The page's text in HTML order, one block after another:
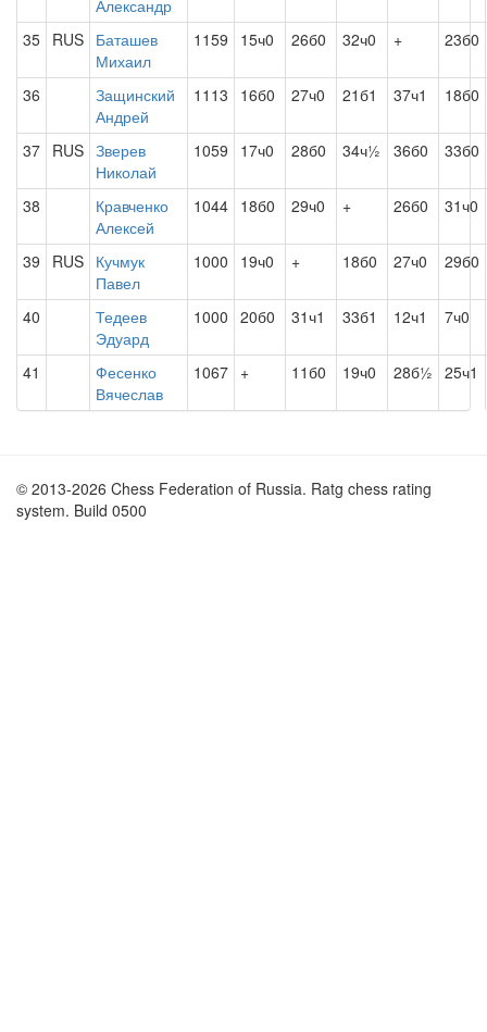
Александр
35 RUS Баташев
Михаил
1159 15ч0 26б0 32ч0 + 23б0
36
Защинский
Андрей
1113 16б0 27ч0 21б1 37ч1 18б0
37 RUS Зверев
Николай
1059 17ч0 28б0 34ч½ 36б0 33б0
38
Кравченко
Алексей
1044 18б0 29ч0 + 26б0 31ч0
39 RUS Кучмук
Павел
1000 19ч0 + 18б0 27ч0 29б0
40
Тедеев
Эдуард
1000 20б0 31ч1 33б1 12ч1 7ч0
41
Фесенко
Вячеслав
1067 + 11б0 19ч0 28б½ 25ч1
© 2013-2026 Chess Federation of Russia. Ratg chess rating
system. Build 0500